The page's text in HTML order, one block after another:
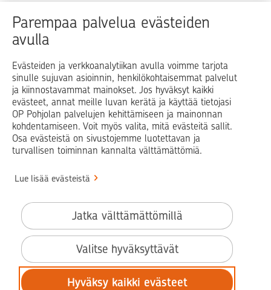
Parempaa palvelua evästeiden
avulla
Evästeiden ja verkkoanalytiikan avulla voimme tarjota
sinulle sujuvan asioinnin, henkilökohtaisemmat palvelut
ja kiinnostavammat mainokset. Jos hyväksyt kaikki
evästeet, annat meille luvan kerätä ja käyttää tietojasi
OP Pohjolan palvelujen kehittämiseen ja mainonnan
kohdentamiseen. Voit myös valita, mitä evästeitä sallit.
Osa evästeistä on sivustojemme luotettavan ja
turvallisen toiminnan kannalta välttämättömiä.
Lue lisää evästeistä
Hyväksy kaikki evästeet
Valitse hyväksyttävät
Jatka välttämättömillä
Raha Elämä
Yrityselämä
Blogit ja puheenvuorot
Op.fi OP Koti Pohjola Vahinkoapu
Facebook
X LinkedInInstagram
Käyttöehdot
Saavutettavuusseloste
Evästeiden käyttö
Tilaa uutiskirje
Tietosuoja